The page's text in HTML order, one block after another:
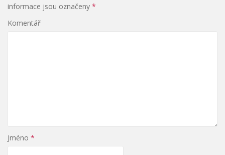
informace jsou označeny *
Komentář
Jméno *